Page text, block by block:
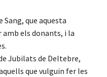
que aquesta
amb els donants, i la
Jubilats de Deltebre,
que vulguin fer les